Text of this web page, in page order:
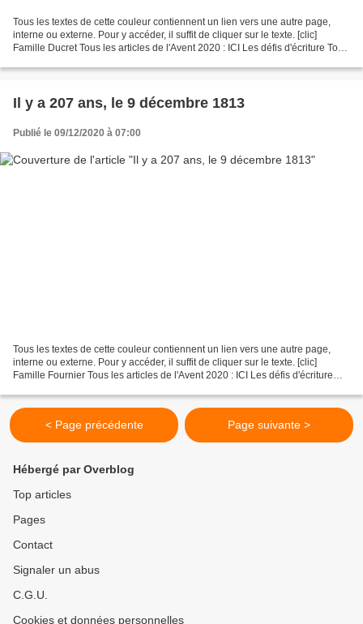
Tous les textes de cette couleur contiennent un lien vers une autre page,
interne ou externe. Pour y accéder, il suffit de cliquer sur le texte. [clic]
Famille Ducret Tous les articles de l'Avent 2020 : ICI Les défis d'écriture Tout,
Il y a 207 ans, le 9 décembre 1813
Publié le 09/12/2020 à 07:00
Tous les textes de cette couleur contiennent un lien vers une autre page,
interne ou externe. Pour y accéder, il suffit de cliquer sur le texte. [clic]
Famille Fournier Tous les articles de l'Avent 2020 : ICI Les défis d'écriture
< Page précédente Page suivante >
Hébergé par Overblog
Top articles
Pages
Contact
Signaler un abus
C.G.U.
Cookies et données personnelles